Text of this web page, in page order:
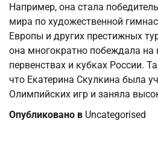
Например, она стала
мира по художественной
Европы и других престижных
она многократно побеждала на
первенствах и кубках России.
что Екатерина Скулкина была
Олимпийских игр и заняла
Опубликовано в Uncategorised